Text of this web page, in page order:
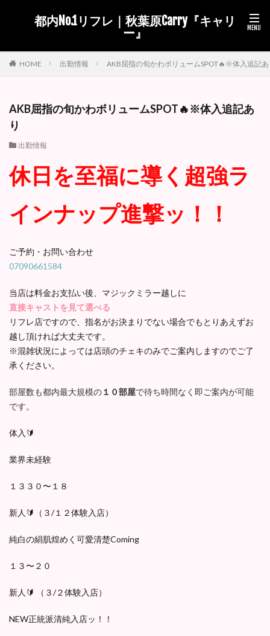
都内No.1リフレ｜秋葉原Carry『キャリ
ー』
HOME 出勤情報 AKB屈指の旬かわボリュームSPOT🔥※体入追記
AKB屈指の旬かわボリュームSPOT🔥※体入追記あ
り
出勤情報
休日を至福に導く超強ラ
インナップ進撃ッ！！
ご予約・お問い合わせ
07090661584
当店は料金お支払い後、マジックミラー越しに
直接キャストを見て選べる
リフレ店ですので、指名がお決まりでない場合でもとりあえずお
越し頂ければ大丈夫です。
※混雑状況によっては店頭のチェキのみでご案内しますのでご了
承ください。
部屋数も都内最大規模の１０部屋で待ち時間なく即ご案内が可能
です。
体入🔰
業界未経験
１３３０〜１８
新人🔰（３/１２体験入店）
純白の絹肌煌めく可愛清楚Coming
１３〜２０
新人🔰 （３/２体験入店）
NEW正統派清純入店ッ！！